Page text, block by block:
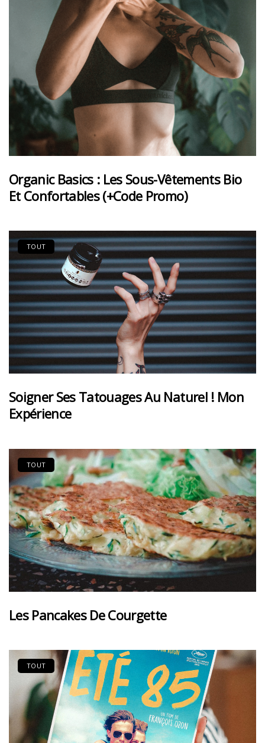
Organic Basics : Les Sous-Vêtements Bio
Et Confortables (+code Promo)
TOUT
Soigner Ses Tatouages Au Naturel ! Mon
Expérience
TOUT
Les Pancakes De Courgette
TOUT